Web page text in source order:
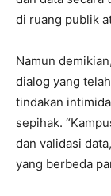
di ruang publik
Namun
dialog yang
tindakan
sepihak.
dan validasi
yang berbeda